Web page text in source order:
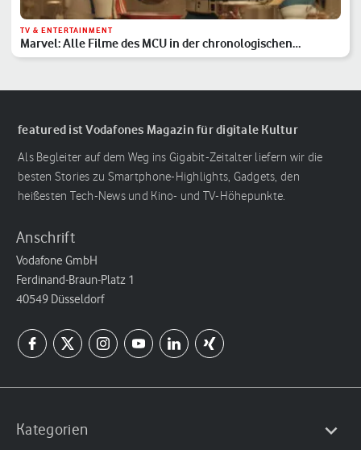
TV & ENTERTAINMENT
Marvel: Alle Filme des MCU in der chronologischen
Reihenfolge
featured ist Vodafones Magazin für digitale Kultur
Als Begleiter auf dem Weg ins Gigabit-Zeitalter liefern wir die
besten Stories zu Smartphone-Highlights, Gadgets, den
heißesten Tech-News und Kino- und TV-Höhepunkte.
Anschrift
Vodafone GmbH
Ferdinand-Braun-Platz 1
40549 Düsseldorf
Kategorien